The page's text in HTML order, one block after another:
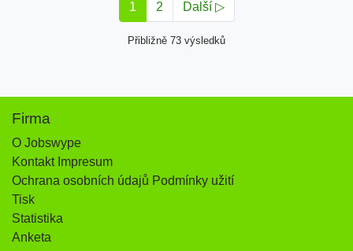
1 2 Další ▷
Přibližně 73 výsledků
Firma
O Jobswype
Kontakt Impresum
Ochrana osobních údajů Podmínky užití
Tisk
Statistika
Anketa